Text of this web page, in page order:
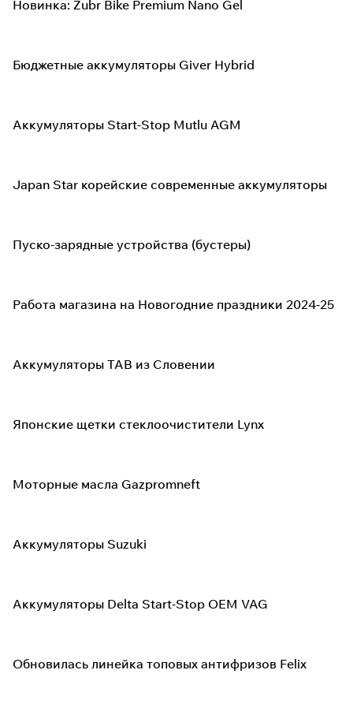
Новинка: Zubr Bike Premium Nano Gel
Бюджетные аккумуляторы Giver Hybrid
Аккумуляторы Start-Stop Mutlu AGM
Japan Star корейские современные аккумуляторы
Пуско-зарядные устройства (бустеры)
Работа магазина на Новогодние праздники 2024-25
Аккумуляторы TAB из Словении
Японские щетки стеклоочистители Lynx
Моторные масла Gazpromneft
Аккумуляторы Suzuki
Аккумуляторы Delta Start-Stop OEM VAG
Обновилась линейка топовых антифризов Felix